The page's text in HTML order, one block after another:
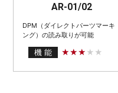
AR-01/02
DPM（ダイレクトパーツマーキ
ング）の読み取りが可能
機 能